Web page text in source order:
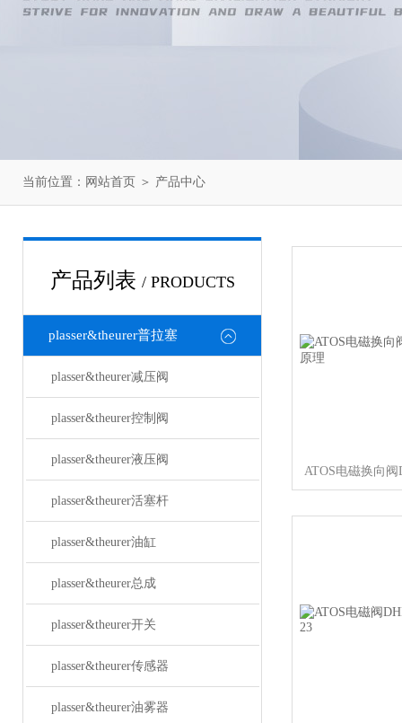
当前位置： 网站首页 ＞ 产品中心
产品列表 / PRODUCTS
plasser&theurer普拉塞
plasser&theurer减压阀
plasser&theurer控制阀
plasser&theurer液压阀
plasser&theurer活塞杆
plasser&theurer油缸
plasser&theurer总成
plasser&theurer开关
plasser&theurer传感器
plasser&theurer油雾器